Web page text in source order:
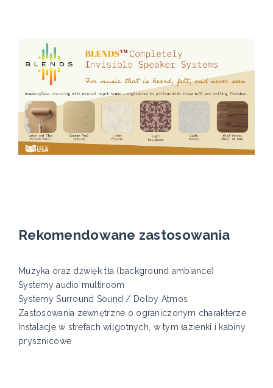
Rekomendowane zastosowania
Muzyka oraz dźwięk tła (background ambiance)
Systemy audio multiroom
Systemy Surround Sound / Dolby Atmos
Zastosowania zewnętrzne o ograniczonym charakterze
Instalacje w strefach wilgotnych, w tym łazienki i kabiny
prysznicowe